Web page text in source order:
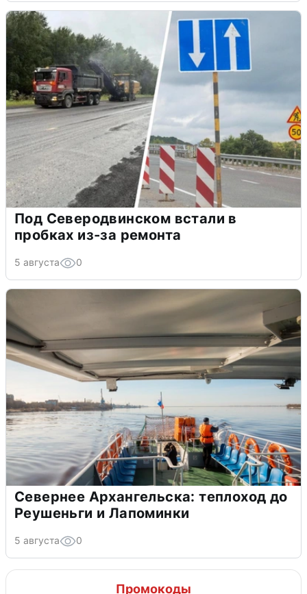
Под Северодвинском встали в
пробках из-за ремонта
5 августа 0
Севернее Архангельска: теплоход до
Реушеньги и Лапоминки
5 августа 0
Промокоды